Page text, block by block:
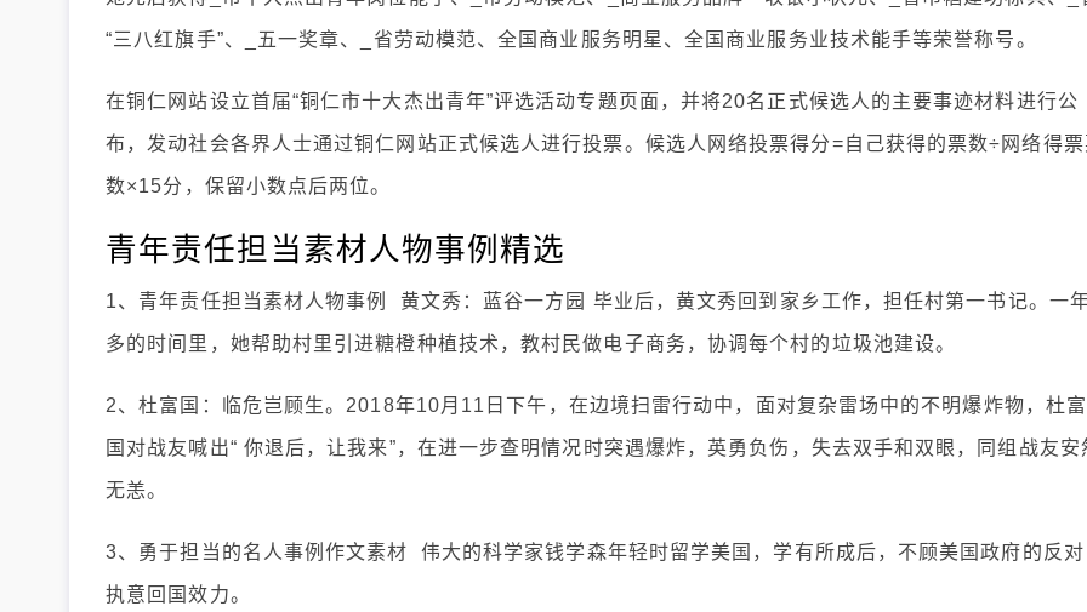
“三八红旗手”、_五一奖章、_省劳动模范、全国商业服务明星、全国商业服务业技术能手等荣誉称号。
在铜仁网站设立首届“铜仁市十大杰出青年”评选活动专题页面，并将20名正式候选人的主要事迹材料进行公
布，发动社会各界人士通过铜仁网站正式候选人进行投票。候选人网络投票得分=自己获得的票数÷网络得
数×15分，保留小数点后两位。
青年责任担当素材人物事例精选
1、青年责任担当素材人物事例 黄文秀：蓝谷一方园 毕业后，黄文秀回到家乡工作，担任村第一书记。一
多的时间里，她帮助村里引进糖橙种植技术，教村民做电子商务，协调每个村的垃圾池建设。
2、杜富国：临危岂顾生。2018年10月11日下午，在边境扫雷行动中，面对复杂雷场中的不明爆炸物，杜富
国对战友喊出“ 你退后，让我来”，在进一步查明情况时突遇爆炸，英勇负伤，失去双手和双眼，同组战友安
无恙。
3、勇于担当的名人事例作文素材 伟大的科学家钱学森年轻时留学美国，学有所成后，不顾美国政府的反
执意回国效力。